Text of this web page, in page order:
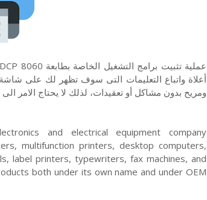
أعلاة واتباع التعليمات التى سوف تظهر لك على
ومريح بدون مشاكل أو تعقيدات، لذلك لا يحتاج الامر
and electrical equipment company
multifunction printers, desktop computers,
label printers, typewriters, fax machines, and
both under its own name and under OEM